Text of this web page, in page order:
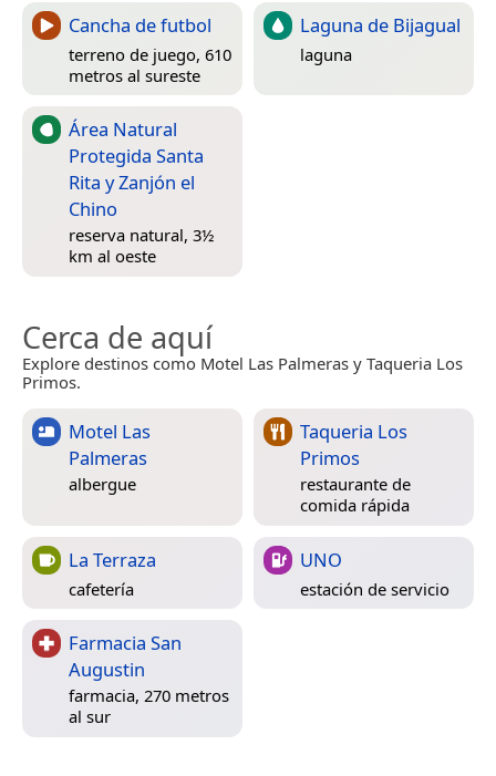
Cancha de futbol
terreno de juego, 610
metros al sureste
Laguna de Bijagual
laguna
Área Natural
Protegida Santa
Rita y Zanjón el
Chino
reserva natural, 3½
km al oeste
Cerca de aquí
Explore destinos como Motel Las Palmeras y Taqueria Los
Primos.
Motel Las
Palmeras
albergue
Taqueria Los
Primos
restaurante de
comida rápida
La Terraza
cafetería
UNO
estación de servicio
Farmacia San
Augustin
farmacia, 270 metros
al sur